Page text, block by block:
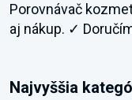
Porovnávač
aj nákup. ✓
Najvyššia